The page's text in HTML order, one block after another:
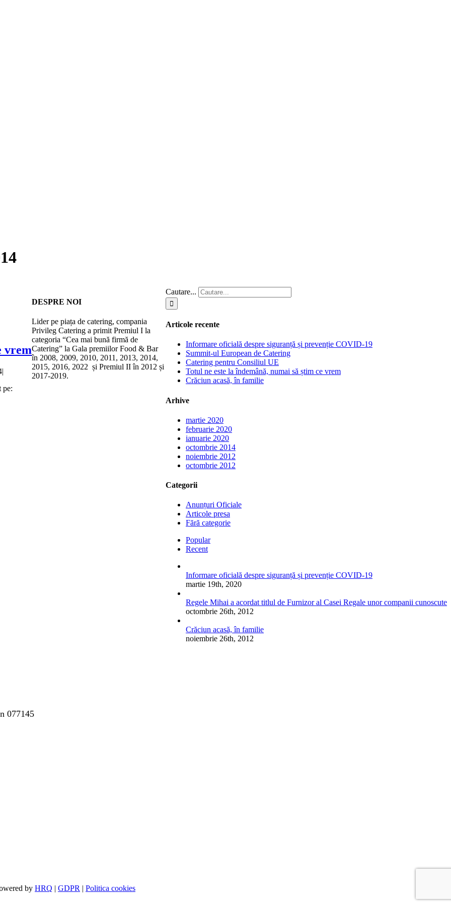
vrem
|
pe:
Cautare...
Articole recente
Informare oficială despre siguranță și prevenție COVID-19
Summit-ul European de Catering
Catering pentru Consiliul UE
Totul ne este la îndemână, numai să știm ce vrem
Crăciun acasă, în familie
Arhive
martie 2020
februarie 2020
ianuarie 2020
octombrie 2014
noiembrie 2012
octombrie 2012
Categorii
Anunțuri Oficiale
Articole presa
Fără categorie
Popular
Recent
Informare oficială despre siguranță și prevenție COVID-19
martie 19th, 2020
Regele Mihai a acordat titlul de Furnizor al Casei Regale unor companii cunoscute
octombrie 26th, 2012
Crăciun acasă, în familie
noiembrie 26th, 2012
DESPRE NOI
Lider pe piața de catering, compania
Privileg Catering a primit Premiul I la
categoria “Cea mai bună firmă de
Catering” la Gala premiilor Food & Bar
în 2008, 2009, 2010, 2011, 2013, 2014,
2015, 2016, 2022 și Premiul II în 2012 și
2017-2019.
077145
by HRQ | GDPR | Politica cookies